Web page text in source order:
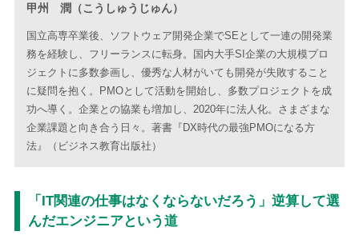
甲州 潤（こうしゅうじゅん）
国立高専卒業後、ソフトウェア開発企業でSEとして一連の開発業
務を経験し、フリーランスに転身。国内大手SI企業の大規模プロ
ジェクトに多数参画し、優秀な人材がいても開発が失敗すること
に疑問を抱く。PMOとして活動を開始し、多数プロジェクトを成
功へ導く。企業との協業も増加し、2020年に法人化。さまざまな
企業課題と向き合う日々。著書『DX時代の最強PMOになる方
法』（‎ビジネス教育出版社）
「IT関連の仕事はなくならないだろう」逆算して選
んだエンジニアという道